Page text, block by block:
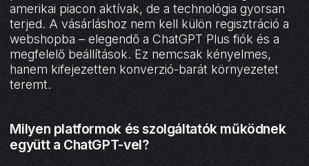
amerikai piacon aktívak, de a technológia gyorsan
terjed. A vásárláshoz nem kell külön regisztráció a
webshopba – elegendő a ChatGPT Plus fiók és a
megfelelő beállítások. Ez nemcsak kényelmes,
hanem kifejezetten konverzió-barát környezetet
teremt.
Milyen platformok és szolgáltatók működnek
együtt a ChatGPT-vel?